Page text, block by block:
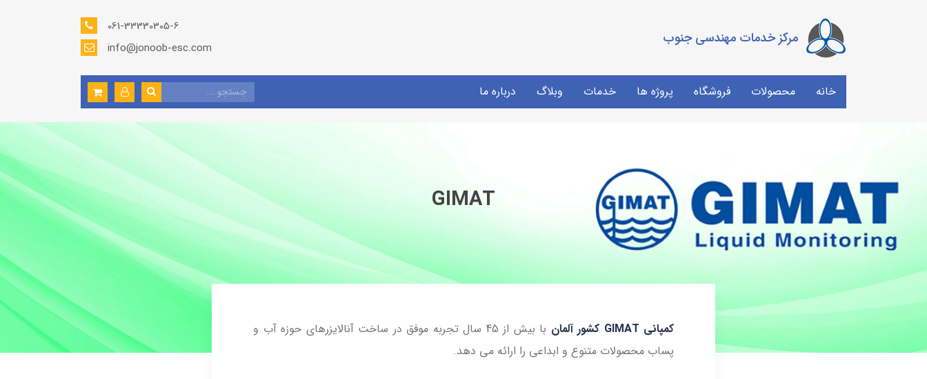
مرکز خدمات مهندسی جنوب
061-33330305-6
info@jonoob-esc.com
خانه محصولات فروشگاه پروژه ها خدمات وبلاگ درباره ما
GIMAT
کمپانی GIMAT کشور آلمان
با بیش از 45 سال تجربه موفق در ساخت آنالایزرهای حوزه آب و
پساب محصولات متنوع و ابداعی را ارائه می دهد.